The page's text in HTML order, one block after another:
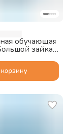
обучающая
зайка
синий